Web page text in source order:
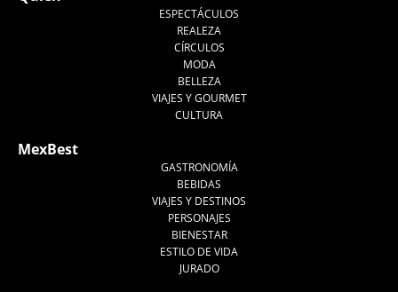
ESPECTÁCULOS
REALEZA
CÍRCULOS
MODA
BELLEZA
VIAJES Y GOURMET
CULTURA
MexBest
GASTRONOMÍA
BEBIDAS
VIAJES Y DESTINOS
PERSONAJES
BIENESTAR
ESTILO DE VIDA
JURADO